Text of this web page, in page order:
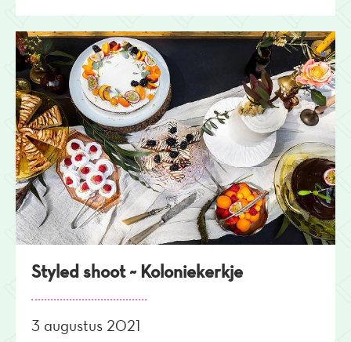
Styled shoot ~ Koloniekerkje
3 augustus 2021